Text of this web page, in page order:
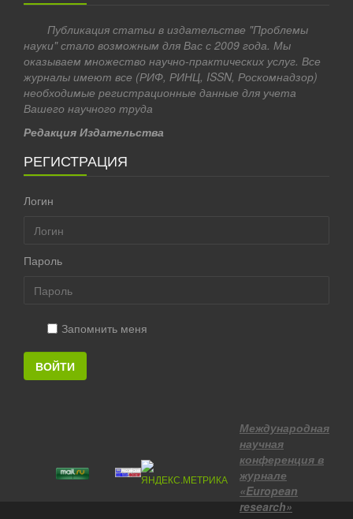
Публикация статьи в издательстве "Проблемы
науки" стало возможным для Вас с 2009 года. Мы
оказываем множество научно-практических услуг. Все
журналы имеют все (РИФ, РИНЦ, ISSN, Роскомнадзор)
необходимые регистрационные данные для учета
Вашего научного труда
Редакция Издательства
РЕГИСТРАЦИЯ
Логин
Пароль
Запомнить меня
ВОЙТИ
Международная
научная
конференция в
журнале
«European
research»